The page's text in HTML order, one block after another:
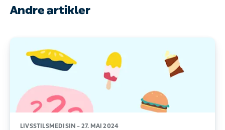
Andre artikler
LIVSSTILSMEDISIN – 27. MAI 2024